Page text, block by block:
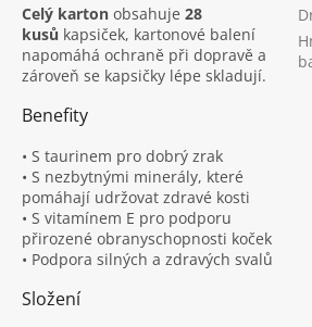
Celý karton obsahuje 28
kusů kapsiček, kartonové balení
napomáhá ochraně při dopravě a
zároveň se kapsičky lépe skladují.
Benefity
• S taurinem pro dobrý zrak
• S nezbytnými minerály, které
pomáhají udržovat zdravé kosti
• S vitamínem E pro podporu
přirozené obranyschopnosti koček
• Podpora silných a zdravých svalů
Složení